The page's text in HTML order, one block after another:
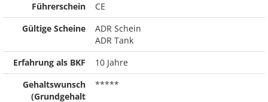
Führerschein
CE
Gültige Scheine
ADR Schein
ADR Tank
Erfahrung als BKF
10 Jahre
Gehaltswunsch
(Grundgehalt
*****